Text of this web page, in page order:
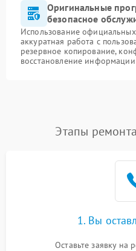
Оригинальные
безопасное
Использование
аккуратная работа с
резервное копирование,
восстановление
Этапы
1. Вы
Оставьте заявку на